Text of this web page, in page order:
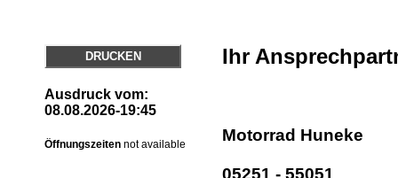
DRUCKEN
Ausdruck vom:
08.08.2026-19:45
Öffnungszeiten not available
Ihr
Motorrad Huneke
05251 - 55051